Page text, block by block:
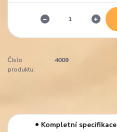
Číslo
produktu:
4009
Kompletní specifikace